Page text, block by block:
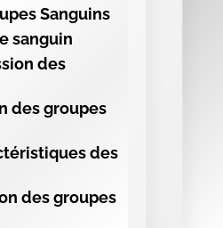
Sanguins
sanguin
des
des groupes
des
des groupes